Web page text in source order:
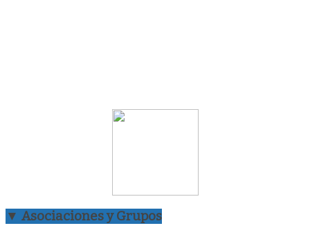
▼ Asociaciones y Grupos